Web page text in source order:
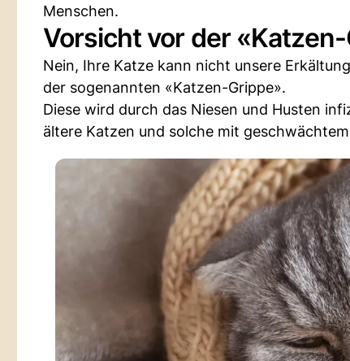
Menschen.
Vorsicht vor der
Nein, Ihre Katze kann nicht unsere
der sogenannten «Katzen-Grippe».
Diese wird durch das Niesen und Husten
ältere Katzen und solche mit